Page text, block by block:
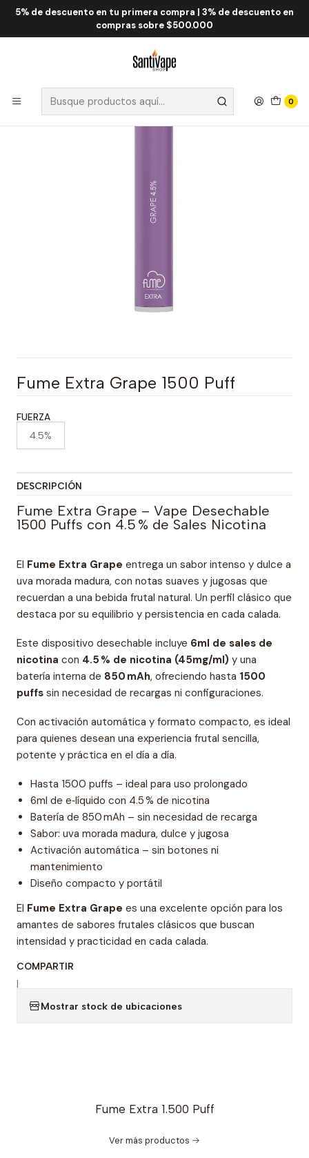
5% de descuento en tu primera compra | 3% de descuento en
compras sobre $500.000
0
Inicio Fume QRJOY Fume Extra 1.500 Puff
Fume Extra Grape 1500 Puff
Fume Extra Grape 1500 Puff
FUERZA
4.5%
DESCRIPCIÓN
Fume Extra Grape – Vape Desechable
1500 Puffs con 4.5 % de Sales Nicotina
El Fume Extra Grape entrega un sabor intenso y dulce a
uva morada madura, con notas suaves y jugosas que
recuerdan a una bebida frutal natural. Un perfil clásico que
destaca por su equilibrio y persistencia en cada calada.
Este dispositivo desechable incluye 6ml de sales de
nicotina con 4.5 % de nicotina (45mg/ml) y una
batería interna de 850 mAh, ofreciendo hasta 1500
puffs sin necesidad de recargas ni configuraciones.
Con activación automática y formato compacto, es ideal
para quienes desean una experiencia frutal sencilla,
potente y práctica en el día a día.
Hasta 1500 puffs – ideal para uso prolongado
6ml de e‑líquido con 4.5 % de nicotina
Batería de 850 mAh – sin necesidad de recarga
Sabor: uva morada madura, dulce y jugosa
Activación automática – sin botones ni
mantenimiento
Diseño compacto y portátil
El Fume Extra Grape es una excelente opción para los
amantes de sabores frutales clásicos que buscan
intensidad y practicidad en cada calada.
COMPARTIR
|
Mostrar stock de ubicaciones
Fume Extra 1.500 Puff
Ver más productos